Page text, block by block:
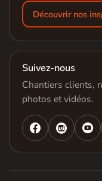
Découvrir nos
Suivez-nous
Chantiers clients,
photos et vidéos.
  